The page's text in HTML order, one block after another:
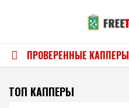
ПРОВЕРЕННЫЕ КАППЕРЫ
ТОП КАППЕРЫ